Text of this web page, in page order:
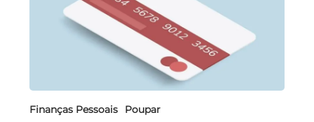
Finanças Pessoais Poupar